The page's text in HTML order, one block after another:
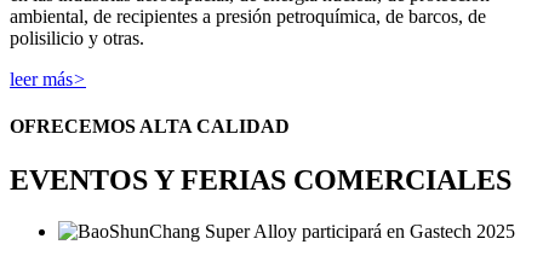
ambiental, de recipientes a presión petroquímica, de barcos, de
polisilicio y otras.
leer más>
OFRECEMOS ALTA CALIDAD
EVENTOS Y FERIAS COMERCIALES